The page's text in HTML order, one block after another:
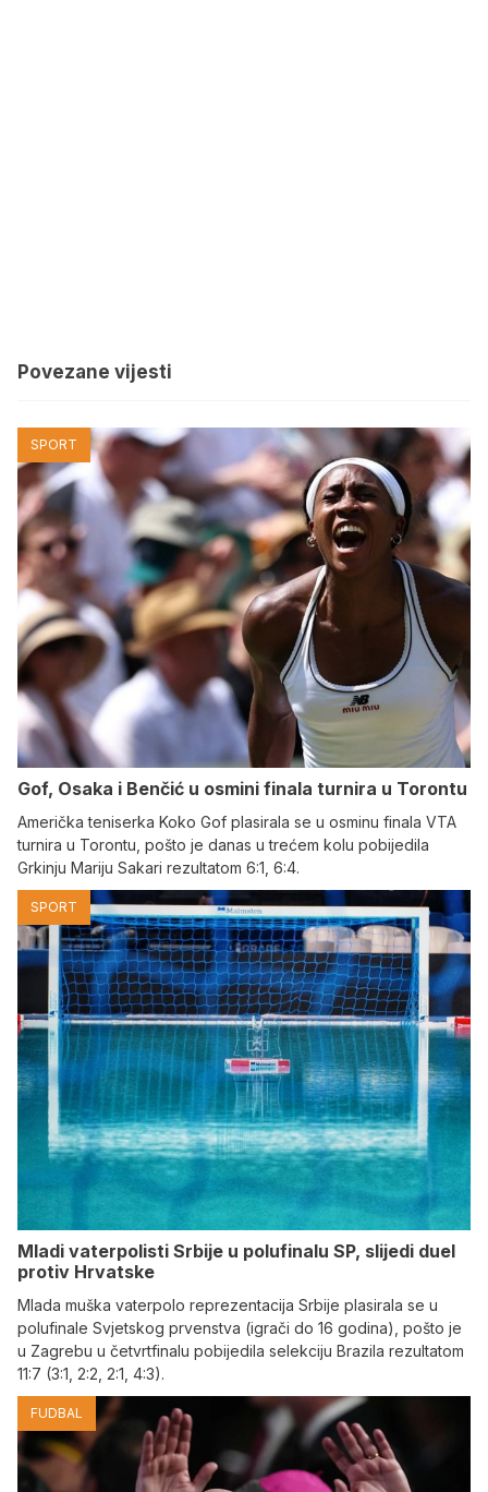
Povezane vijesti
SPORT
Gof, Osaka i Benčić u osmini finala turnira u Torontu
Američka teniserka Koko Gof plasirala se u osminu finala VTA
turnira u Torontu, pošto je danas u trećem kolu pobijedila
Grkinju Mariju Sakari rezultatom 6:1, 6:4.
SPORT
Mladi vaterpolisti Srbije u polufinalu SP, slijedi duel
protiv Hrvatske
Mlada muška vaterpolo reprezentacija Srbije plasirala se u
polufinale Svjetskog prvenstva (igrači do 16 godina), pošto je
u Zagrebu u četvrtfinalu pobijedila selekciju Brazila rezultatom
11:7 (3:1, 2:2, 2:1, 4:3).
FUDBAL